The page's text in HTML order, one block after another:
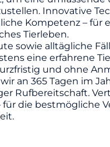
Innovative
Kompetenz – für
Tierleben.
sowie alltägliche
eine erfahrene
und ohne
an 365 Tagen im
Rufbereitschaft.
für die bestmögliche